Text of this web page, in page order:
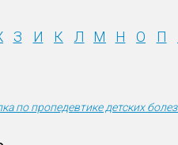
З И К Л М Н О П
по пропедевтике детских